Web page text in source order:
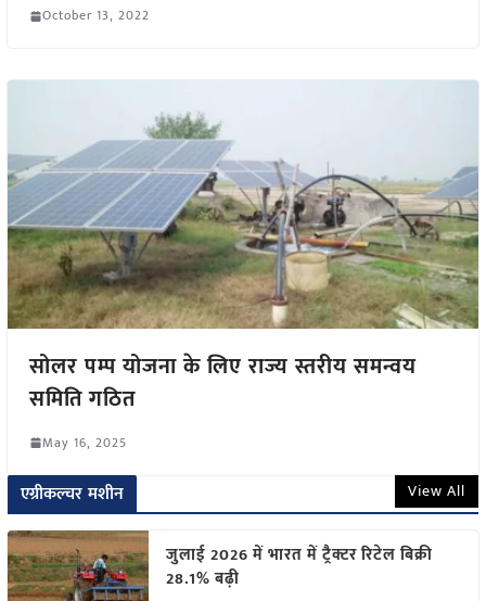
October 13, 2022
सोलर पम्प योजना के लिए राज्य स्तरीय समन्वय
समिति गठित
May 16, 2025
एग्रीकल्चर मशीन View All
जुलाई 2026 में भारत में ट्रैक्टर रिटेल बिक्री
28.1% बढ़ी